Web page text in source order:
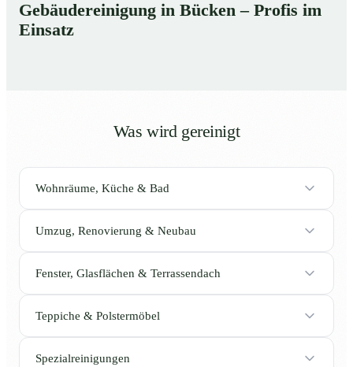
Gebäudereinigung in Bücken – Profis im
Einsatz
Was wird gereinigt
Wohnräume, Küche & Bad
Umzug, Renovierung & Neubau
Fenster, Glasflächen & Terrassendach
Teppiche & Polstermöbel
Spezialreinigungen